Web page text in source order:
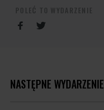
NASTĘPNE WYDARZENIE